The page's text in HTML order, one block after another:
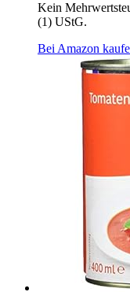
Kein
(1) UStG.
Bei Amazon